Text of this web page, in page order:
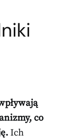
co
Ich